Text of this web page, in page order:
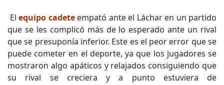
El equipo cadete empató ante el Láchar en un partido
que se les complicó más de lo esperado ante un rival
que se presuponía inferior. Este es el peor error que se
puede cometer en el deporte, ya que los jugadores se
mostraron algo apáticos y relajados consiguiendo que
su rival se creciera y a punto estuviera de